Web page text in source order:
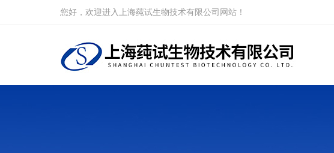
您好，欢迎进入上海莼试生物技术有限公司网站！